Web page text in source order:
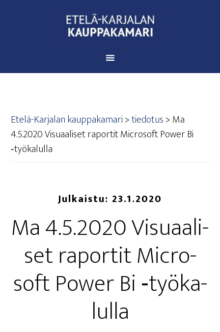
Etelä-Karjalan kauppakamari>tiedotus>Ma
4.5.2020 Visu­aa­li­set rapor­tit Mic­ro­soft Power Bi
‑työ­ka­lul­la
Julkaistu: 23.1.2020
Ma 4.5.2020 Visu­aa­li­
set rapor­tit Mic­ro­
soft Power Bi ‑työ­ka­
lul­la